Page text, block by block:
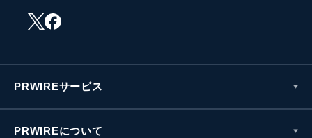
PRWIREサービス
PRWIREについて